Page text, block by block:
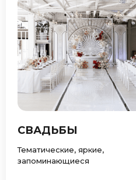
СВАДЬБЫ
Тематические, яркие,
запоминающиеся